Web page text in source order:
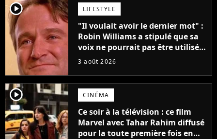
player2 LIFESTYLE
"Il voulait avoir le dernier mot" :
Robin Williams a stipulé que sa
voix ne pourrait pas être utilisée
avant 2039, pourtant Disney
inédits
3 août 2026
player2 CINÉMA
Ce soir à la télévision : ce film
Marvel avec Tahar Rahim diffusé
pour la toute première fois en